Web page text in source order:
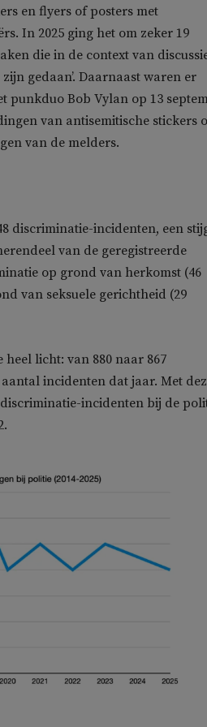
en flyers of posters met
In 2025 ging het om zeker 19
die in de context van
gedaan’. Daarnaast waren er
punkduo Bob Vylan op 13
van antisemitische stickers
van de melders.
discriminatie-incidenten, een
van de geregistreerde
op grond van herkomst (46
van seksuele gerichtheid (29
licht: van 880 naar 867
incidenten dat jaar. Met
incidenten bij de